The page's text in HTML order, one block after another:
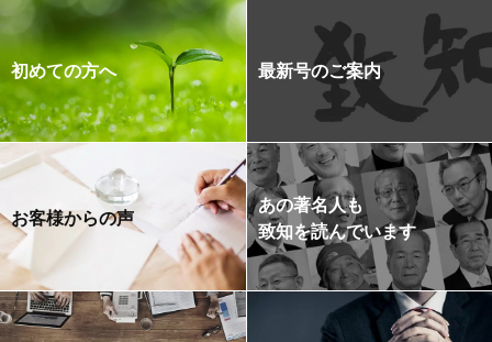
初めての方へ 最新号のご案内
お客様からの声
あの著名人も
致知を読んでいます